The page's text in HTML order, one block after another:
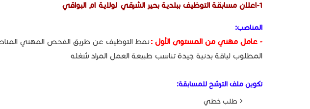
1-اعلان مسابقة التوظيف ببلدية بحير الشرقي لولاية ام البواقي
المناصب:
- عامل مهني من المستوى الأول :
المطلوب لياقة بدنية جيدة تناسب طبيعة العمل المراد شغله
تكوين ملف الترشح للمسابقة:
طلب خطي